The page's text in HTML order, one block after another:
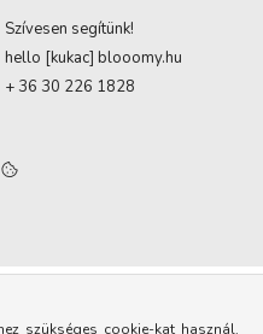
Szívesen segítünk!
hello [kukac] blooomy.hu
+ 36 30 226 1828
szükséges cookie-kat használ.